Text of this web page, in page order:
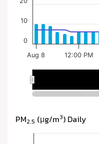
PM2.5 (μg/m3) Daily